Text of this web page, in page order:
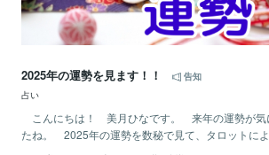
2025年の運勢を見ます！！
告知
占い
こんにちは！ 美月ひなです。 来年の運勢が気
たね。 2025年の運勢を数秘で見て、タロットに